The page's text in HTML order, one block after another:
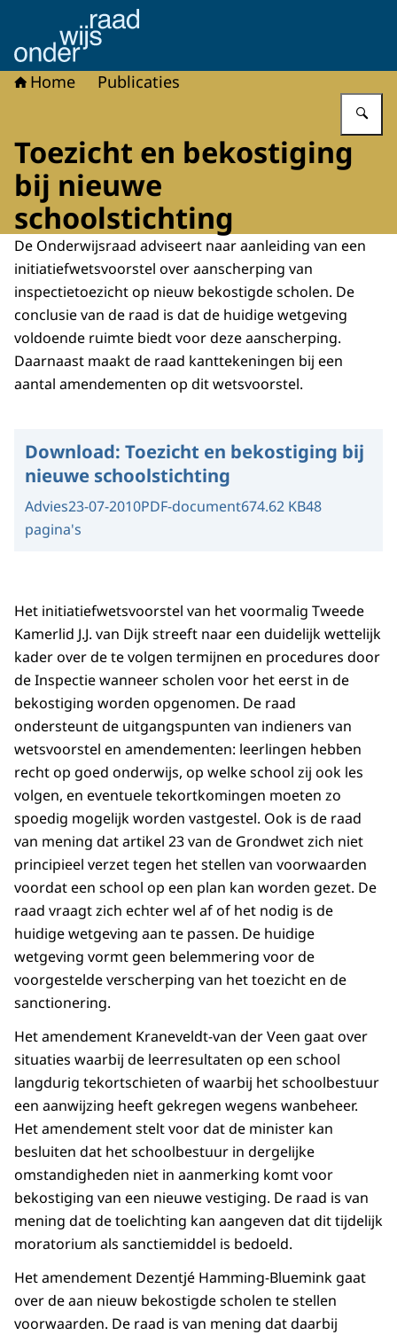
Naar de homepage van Onderwijsraad
Home Publicaties
Toezicht en bekostiging
bij nieuwe
schoolstichting
De Onderwijsraad adviseert naar aanleiding van een
initiatiefwetsvoorstel over aanscherping van
inspectietoezicht op nieuw bekostigde scholen. De
conclusie van de raad is dat de huidige wetgeving
voldoende ruimte biedt voor deze aanscherping.
Daarnaast maakt de raad kanttekeningen bij een
aantal amendementen op dit wetsvoorstel.
Download: Toezicht en bekostiging bij
nieuwe schoolstichting
Advies23-07-2010PDF-document674.62 KB48
pagina's
Het initiatiefwetsvoorstel van het voormalig Tweede
Kamerlid J.J. van Dijk streeft naar een duidelijk wettelijk
kader over de te volgen termijnen en procedures door
de Inspectie wanneer scholen voor het eerst in de
bekostiging worden opgenomen. De raad
ondersteunt de uitgangspunten van indieners van
wetsvoorstel en amendementen: leerlingen hebben
recht op goed onderwijs, op welke school zij ook les
volgen, en eventuele tekortkomingen moeten zo
spoedig mogelijk worden vastgestel. Ook is de raad
van mening dat artikel 23 van de Grondwet zich niet
principieel verzet tegen het stellen van voorwaarden
voordat een school op een plan kan worden gezet. De
raad vraagt zich echter wel af of het nodig is de
huidige wetgeving aan te passen. De huidige
wetgeving vormt geen belemmering voor de
voorgestelde verscherping van het toezicht en de
sanctionering.
Het amendement Kraneveldt-van der Veen gaat over
situaties waarbij de leerresultaten op een school
langdurig tekortschieten of waarbij het schoolbestuur
een aanwijzing heeft gekregen wegens wanbeheer.
Het amendement stelt voor dat de minister kan
besluiten dat het schoolbestuur in dergelijke
omstandigheden niet in aanmerking komt voor
bekostiging van een nieuwe vestiging. De raad is van
mening dat de toelichting kan aangeven dat dit tijdelijk
moratorium als sanctiemiddel is bedoeld.
Het amendement Dezentjé Hamming-Bluemink gaat
over de aan nieuw bekostigde scholen te stellen
voorwaarden. De raad is van mening dat daarbij